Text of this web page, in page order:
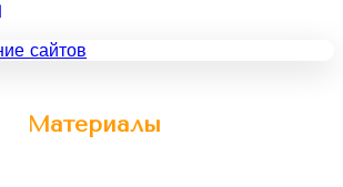
Материалы